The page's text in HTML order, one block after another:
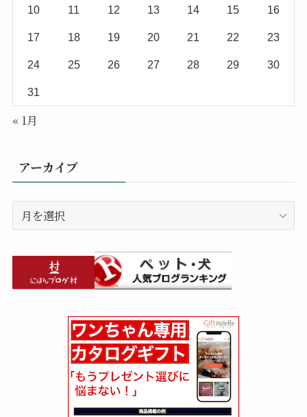
10 11 12 13 14 15 16
17 18 19 20 21 22 23
24 25 26 27 28 29 30
31
« 1月
アーカイブ
ー
イ